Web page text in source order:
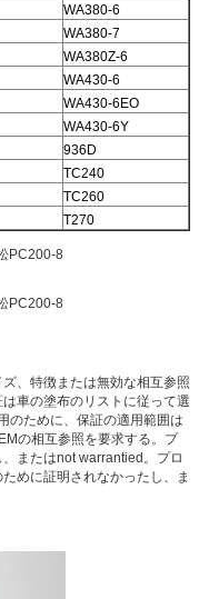
WA380-6
WA380-7
WA380Z-6
WA430-6
WA430-6EO
WA430-6Y
936D
TC240
TC260
T270
、特徴または無効な相互参照
車の塗布のリストに従って選
のために、保証の適用範囲は
の相互参照を要求する。プ
またはnot warrantied。プロ
めに証明されなかったし、ま